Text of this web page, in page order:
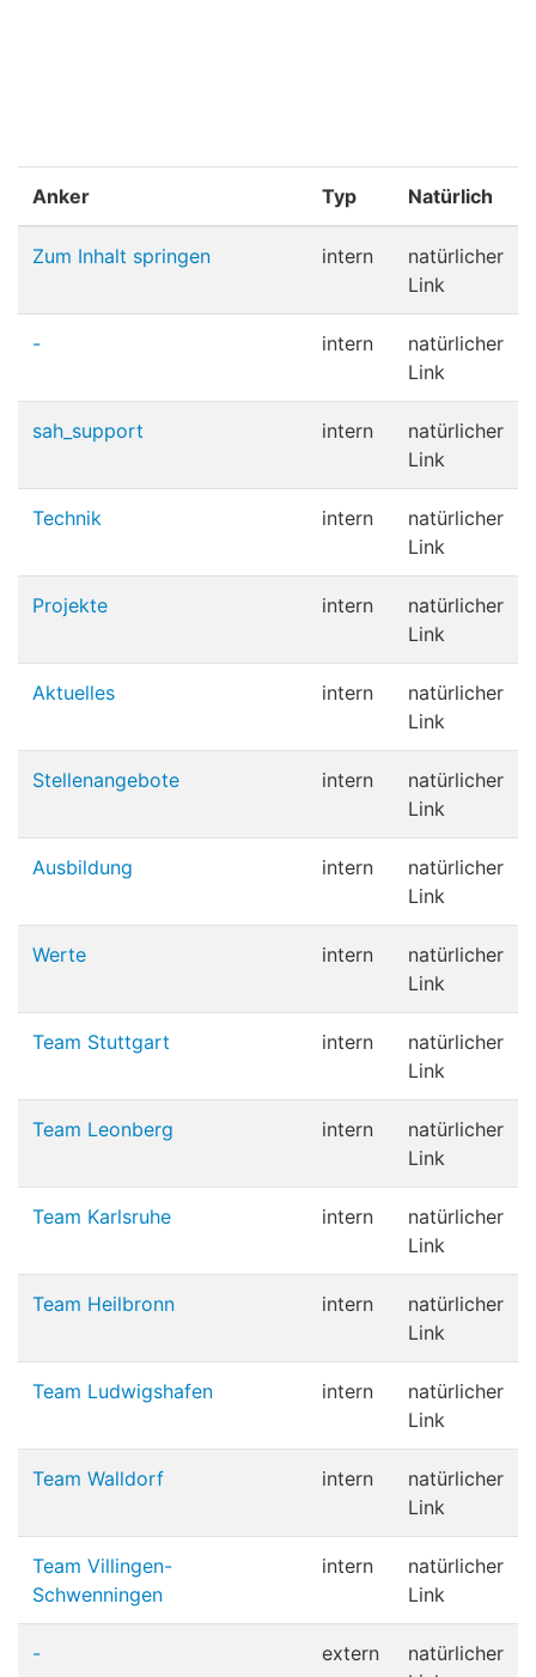
Anker Typ Natürlich
Zum Inhalt springen intern
natürlicher
Link
- intern
natürlicher
Link
sah_support intern
natürlicher
Link
Technik intern
natürlicher
Link
Projekte intern
natürlicher
Link
Aktuelles intern
natürlicher
Link
Stellenangebote intern
natürlicher
Link
Ausbildung intern
natürlicher
Link
Werte intern
natürlicher
Link
Team Stuttgart intern
natürlicher
Link
Team Leonberg intern
natürlicher
Link
Team Karlsruhe intern
natürlicher
Link
Team Heilbronn intern
natürlicher
Link
Team Ludwigshafen intern
natürlicher
Link
Team Walldorf intern
natürlicher
Link
Team Villingen-
Schwenningen
intern
natürlicher
Link
- extern
natürlicher